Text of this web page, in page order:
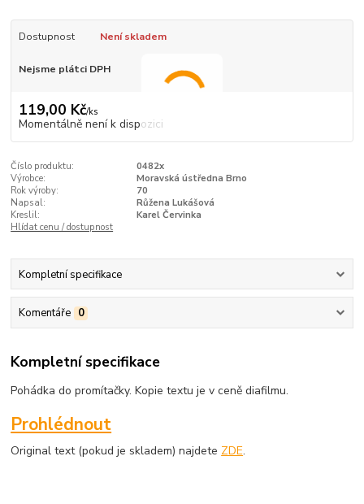
Dostupnost Není skladem
Nejsme plátci DPH
119,00 Kč/ks
Momentálně není k dispozici
Číslo produktu:
0482x
Výrobce:
Moravská ústředna Brno
Rok výroby:
70
Napsal:
Růžena Lukášová
Kreslil:
Karel Červinka
Hlídat cenu / dostupnost
Kompletní specifikace
Komentáře 0
Kompletní specifikace
Pohádka do promítačky. Kopie textu je v ceně diafilmu.
Prohlédnout
Original text (pokud je skladem) najdete ZDE.